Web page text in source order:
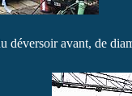
déversoir avant, de